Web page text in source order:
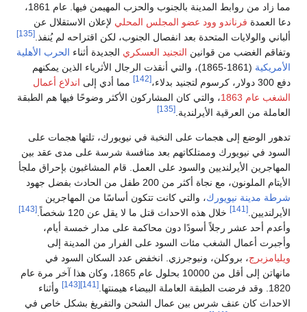
مما زاد من روابط المدينة بالجنوب والحزب المهيمن فيها. عام 1861،
المحليلإعلان الاستقلال عن
الجنوب، لكن اقتراحه لم يُنفذ.
العسكريالجديدة أثناءالحرب الأهلية
أنقذت الرجال الأثرياء الذين يمكنهم
مما أدي إلى اندلاع أعمال
الأكثر وضوحًا فيها هم الطبقة
في نيويورك، تلتها هجمات على
منافسة شرسة على مدى عقد بين
العمل. قام المشاغبون بإحراق ملجأ
تتكون أساسًا من المهاجرين
لا يقل عن 120 شخصاً.
[143]
على مدار خمسة أيام،
الفرار من المدينة إلى
عدد السكان السود في
مانهاتن إلى أقل من 10000 بحلول عام 1865، وكان هذا آخر مرة عام
وأثناء
والتفريغ بشكل خاص في